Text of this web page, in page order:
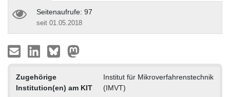
Seitenaufrufe: 97
seit 01.05.2018
Zugehörige
Institution(en) am KIT
Institut für Mikroverfahrenstechnik
(IMVT)